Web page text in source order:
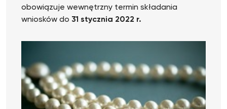
obowiązuje wewnętrzny termin składania
wniosków do 31 stycznia 2022 r.